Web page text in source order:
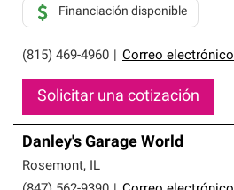
(815) 469-4960 Correo electrónico
Financiación disponible
Solicitar una cotización
Danley's Garage World
Rosemont, IL